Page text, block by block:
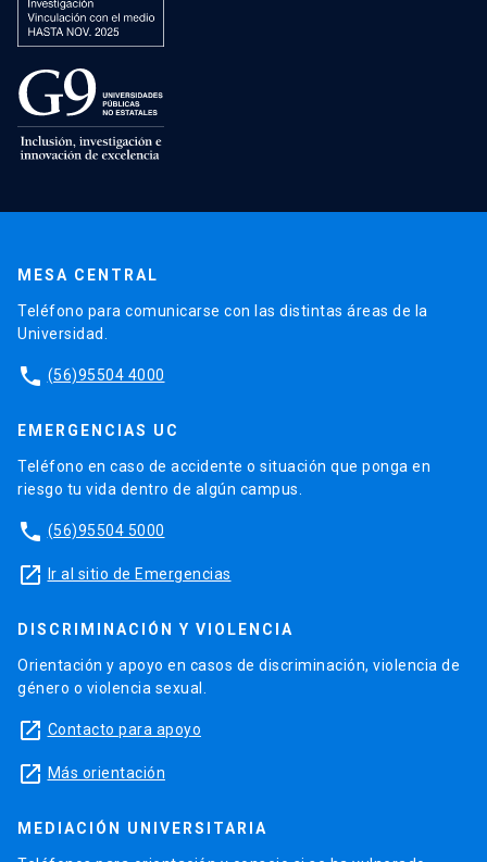
MESA CENTRAL
Teléfono para comunicarse con las distintas áreas de la
Universidad.
phone (56)95504 4000
EMERGENCIAS UC
Teléfono en caso de accidente o situación que ponga en
riesgo tu vida dentro de algún campus.
phone (56)95504 5000
launch Ir al sitio de Emergencias
DISCRIMINACIÓN Y VIOLENCIA
Orientación y apoyo en casos de discriminación, violencia de
género o violencia sexual.
launch Contacto para apoyo
launch Más orientación
MEDIACIÓN UNIVERSITARIA